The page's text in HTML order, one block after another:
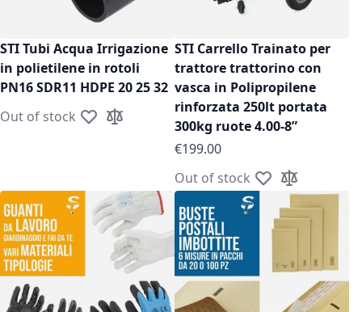
STI Tubi Acqua Irrigazione
in polietilene in rotoli
PN16 SDR11 HDPE 20 25 32
Out of stock Add to Wish List
Add to Compare
STI Carrello Trainato per
trattore trattorino con
vasca in Polipropilene
rinforzata 250lt portata
300kg ruote 4.00-8”
€199.00
Out of stock Add to Wish List
Add to